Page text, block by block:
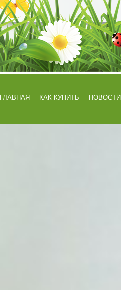
ГЛАВНАЯ КАК КУПИТЬ НОВОСТИ